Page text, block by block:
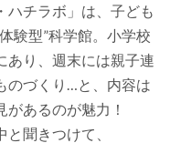
ハチラボ」は、子ども
験型”科学館。小学校
あり、週末には親子連
のづくり…と、内容は
あるのが魅力！
聞きつけて、